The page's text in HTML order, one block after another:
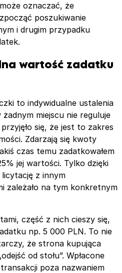
oznaczać, że
poszukiwanie
i drugim przypadku
wartość zadatku
to indywidualne ustalenia
miejscu nie reguluje
się, że jest to zakres
Zdarzają się kwoty
czas temu zadatkowałem
jej wartości. Tylko dzięki
licytację z innym
zależało na tym konkretnym
część z nich cieszy się,
np. 5 000 PLN. To nie
że strona kupująca
od stołu”. Wpłacone
poza nazwaniem